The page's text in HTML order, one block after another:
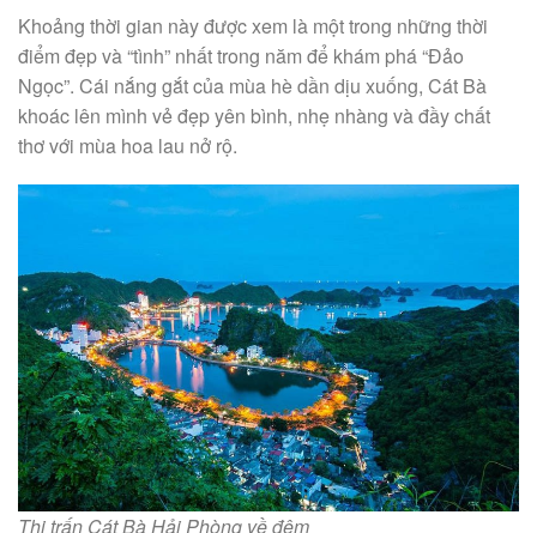
Khoảng thời gian này được xem là một trong những thời
điểm đẹp và “tình” nhất trong năm để khám phá “Đảo
Ngọc”. Cái nắng gắt của mùa hè dần dịu xuống, Cát Bà
khoác lên mình vẻ đẹp yên bình, nhẹ nhàng và đầy chất
thơ với mùa hoa lau nở rộ.
Thị trấn Cát Bà Hải Phòng về đêm